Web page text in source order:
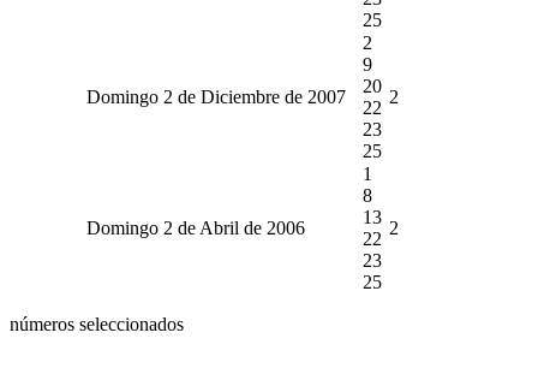
25
Domingo 2 de Diciembre de 2007
2
9
20
22
23
25
2
Domingo 2 de Abril de 2006
1
8
13
22
23
25
2
números seleccionados